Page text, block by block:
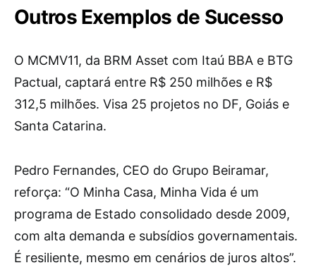
Outros Exemplos de Sucesso
O MCMV11, da BRM Asset com Itaú BBA e BTG
Pactual, captará entre R$ 250 milhões e R$
312,5 milhões. Visa 25 projetos no DF, Goiás e
Santa Catarina.
Pedro Fernandes, CEO do Grupo Beiramar,
reforça: “O Minha Casa, Minha Vida é um
programa de Estado consolidado desde 2009,
com alta demanda e subsídios governamentais.
É resiliente, mesmo em cenários de juros altos”.